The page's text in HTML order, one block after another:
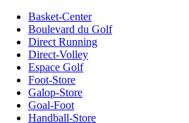
Basket-Center
Boulevard du Golf
Direct Running
Direct-Volley
Espace Golf
Foot-Store
Galop-Store
Goal-Foot
Handball-Store